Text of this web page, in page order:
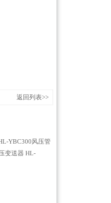
返回列表>>
YBC300风压管
变送器 HL-